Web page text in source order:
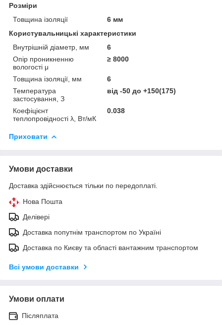
Розміри
Товщина ізоляції
6 мм
Користувальницькі характеристики
Внутрішній діаметр, мм
6
Опір проникненню
вологості μ
≥ 8000
Товщина ізоляції, мм
6
Температура
застосування, З
від -50 до +150(175)
Коефіцієнт
теплопровідності λ, Вт/мК
0.038
Приховати
Умови доставки
Доставка здійснюється тільки по передоплаті.
Нова Пошта
Делівері
Доставка попутнім транспортом по Україні
Доставка по Києву та області вантажним транспортом
Всі умови доставки
Умови оплати
Післяплата